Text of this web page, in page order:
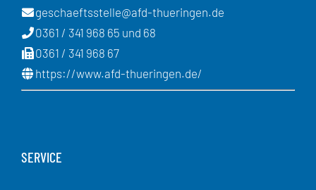
geschaeftsstelle@afd-thueringen.de
0361 / 341 968 65 und 68
0361 / 341 968 67
https://www.afd-thueringen.de/
SERVICE